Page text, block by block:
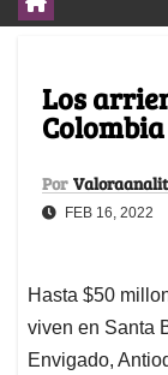
Los
Colombia
Por
FEB 16, 2022
Hasta $50
viven en Santa
Envigado,